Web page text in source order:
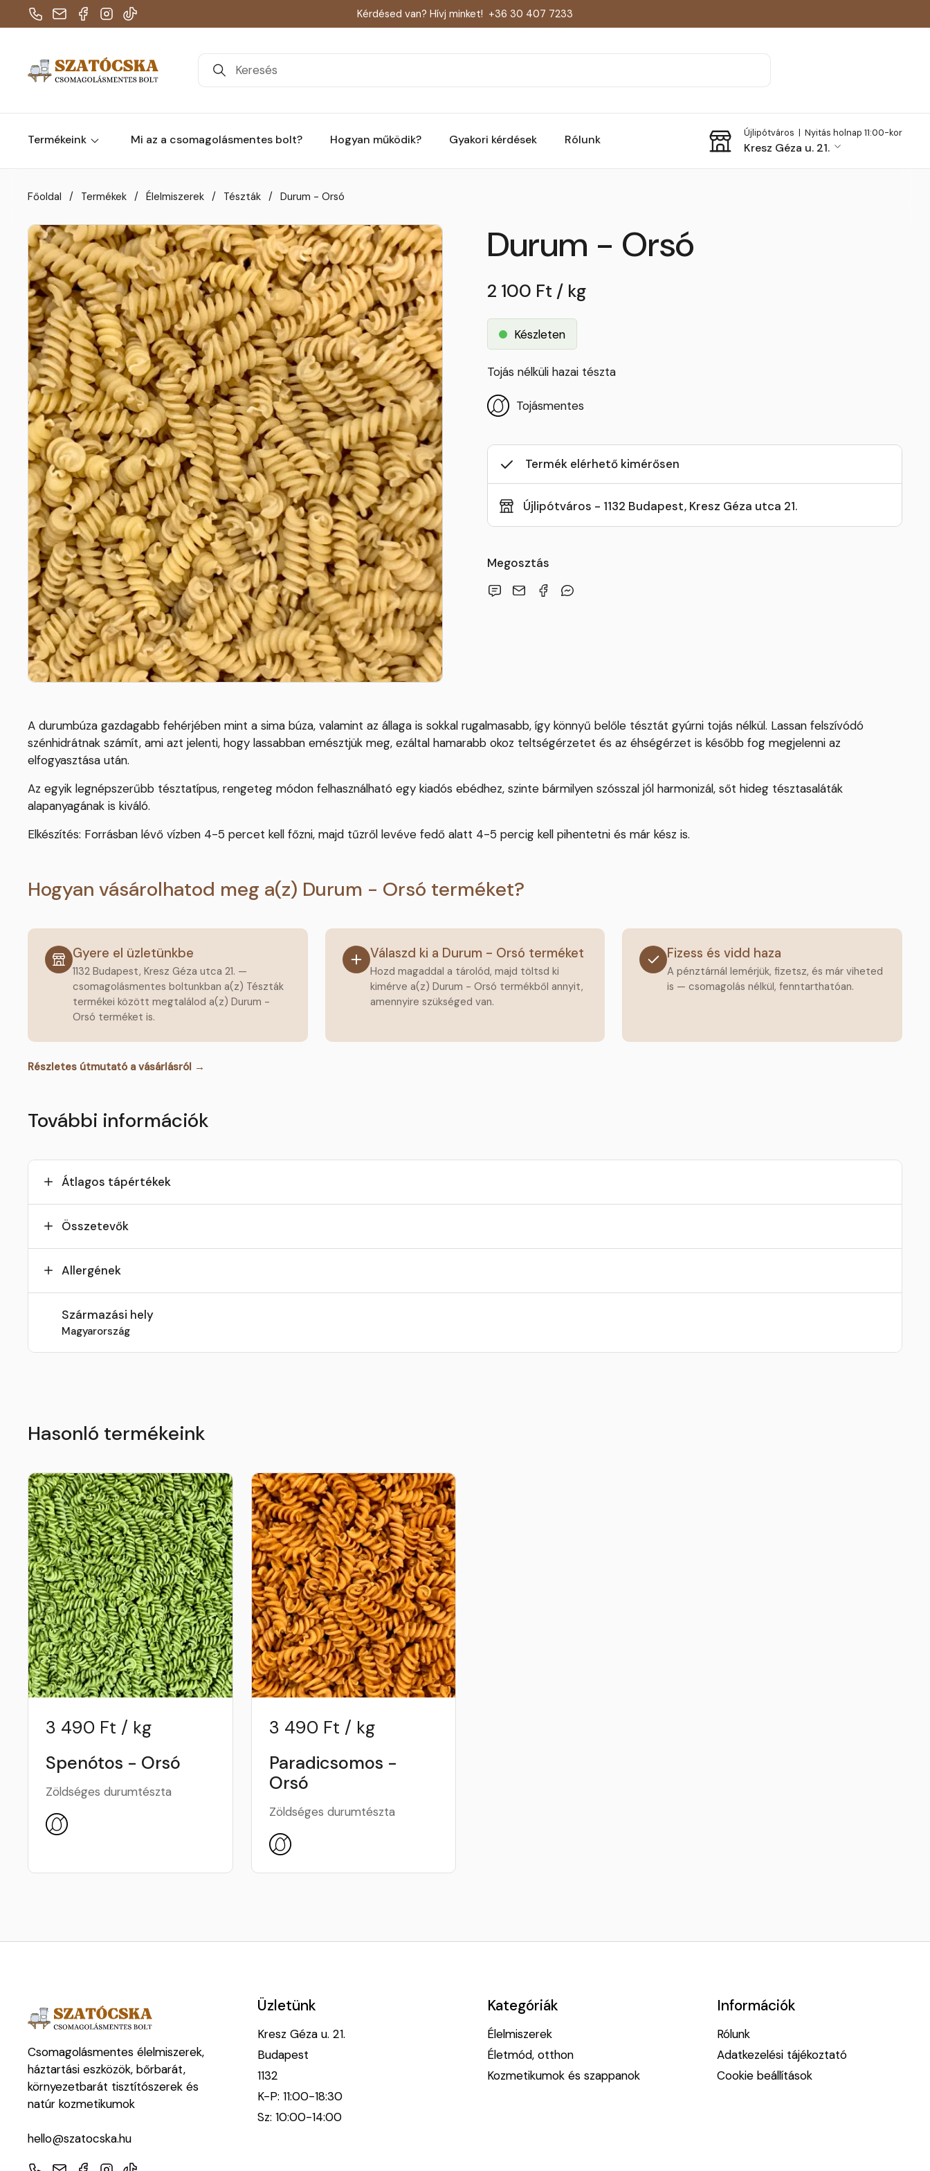
TelefonE-mailFacebook
Instagram
TikTok
Kérdésed van? Hívj minket! +36 30 407 7233
Termékeink Mi az a csomagolásmentes bolt? Hogyan működik? Gyakori kérdések Rólunk Újlipótváros | Nyitás holnap 11:00-kor
Kresz Géza u. 21.
Főoldal / Termékek / Élelmiszerek / Tészták / Durum - Orsó
Durum - Orsó
2 100 Ft / kg
Készleten
Tojás nélküli hazai tészta
Tojásmentes
Termék elérhető kimérősen
Újlipótváros - 1132 Budapest, Kresz Géza utca 21.
Megosztás
A durumbúza gazdagabb fehérjében mint a sima búza, valamint az állaga is sokkal rugalmasabb, így könnyű belőle tésztát gyúrni tojás nélkül. Lassan felszívódó
szénhidrátnak számít, ami azt jelenti, hogy lassabban emésztjük meg, ezáltal hamarabb okoz teltségérzetet és az éhségérzet is később fog megjelenni az
elfogyasztása után.
Az egyik legnépszerűbb tésztatípus, rengeteg módon felhasználható egy kiadós ebédhez, szinte bármilyen szósszal jól harmonizál, sőt hideg tésztasaláták
alapanyagának is kiváló.
Elkészítés: Forrásban lévő vízben 4-5 percet kell főzni, majd tűzről levéve fedő alatt 4-5 percig kell pihentetni és már kész is.
Hogyan vásárolhatod meg a(z) Durum - Orsó terméket?
Gyere el üzletünkbe
1132 Budapest, Kresz Géza utca 21. —
csomagolásmentes boltunkban a(z) Tészták
termékei között megtalálod a(z) Durum -
Orsó terméket is.
Válaszd ki a Durum - Orsó terméket
Hozd magaddal a tárolód, majd töltsd ki
kimérve a(z) Durum - Orsó termékből annyit,
amennyire szükséged van.
Fizess és vidd haza
A pénztárnál lemérjük, fizetsz, és már viheted
is — csomagolás nélkül, fenntarthatóan.
Részletes útmutató a vásárlásról →
További információk
Átlagos tápértékek
Összetevők
Allergének
Származási hely
Magyarország
Hasonló termékeink
3 490 Ft / kg
Spenótos - Orsó
Zöldséges durumtészta
3 490 Ft / kg
Paradicsomos -
Orsó
Zöldséges durumtészta
Csomagolásmentes élelmiszerek,
háztartási eszközök, bőrbarát,
környezetbarát tisztítószerek és
natúr kozmetikumok
hello@szatocska.hu
Üzletünk
Kresz Géza u. 21.
Budapest
1132
K-P: 11:00-18:30
Sz: 10:00-14:00
Kategóriák
Élelmiszerek
Életmód, otthon
Kozmetikumok és szappanok
Információk
Rólunk
Adatkezelési tájékoztató
Cookie beállítások